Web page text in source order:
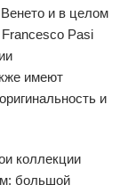
и в целом
Pasi
имеют
и
коллекции
большой